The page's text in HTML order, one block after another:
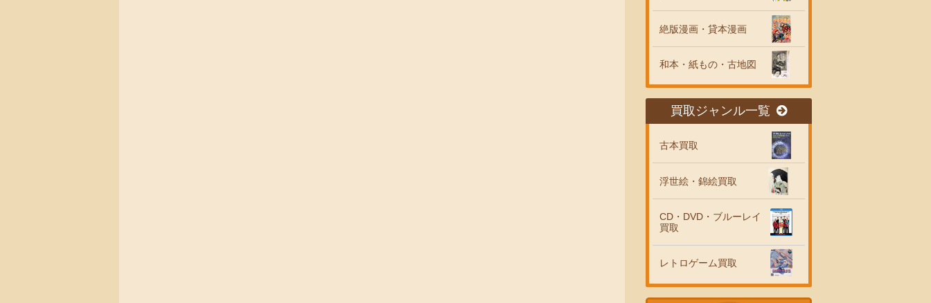
絶版漫画・貸本漫画
和本・紙もの・古地図
買取ジャンル一覧
古本買取
浮世絵・錦絵買取
CD・DVD・ブルーレイ
買取
レトロゲーム買取